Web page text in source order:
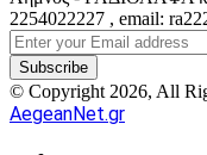
2254022227 , email:
Enter
your
Email
address
© Copyright 2026, All
AegeanNet.gr